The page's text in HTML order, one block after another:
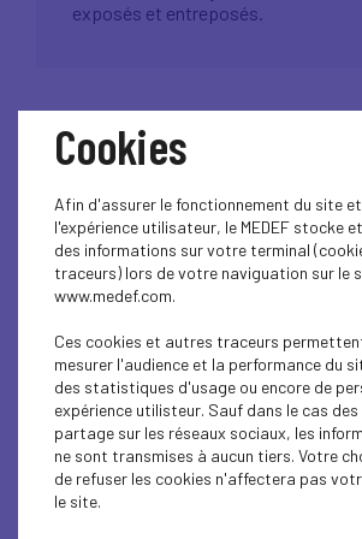
exposés et entreposés.
1/1
Mémoire vivante de la pharmacie.
Une fois accueilli par cette myriade
Cookies
Afin d'assurer le fonctionnement du site
l'expérience utilisateur, le MEDEF stocke
des informations sur votre terminal
traceurs) lors de votre naviguation sur le
www.medef.com.
Ces cookies et autres traceurs
mesurer l'audience et la performance du
des statistiques d'usage ou encore de
expérience utilisteur. Sauf dans le cas
partage sur les réseaux sociaux, les
ne sont transmises à aucun tiers. Votre
de refuser les cookies n'affectera pas
le site.